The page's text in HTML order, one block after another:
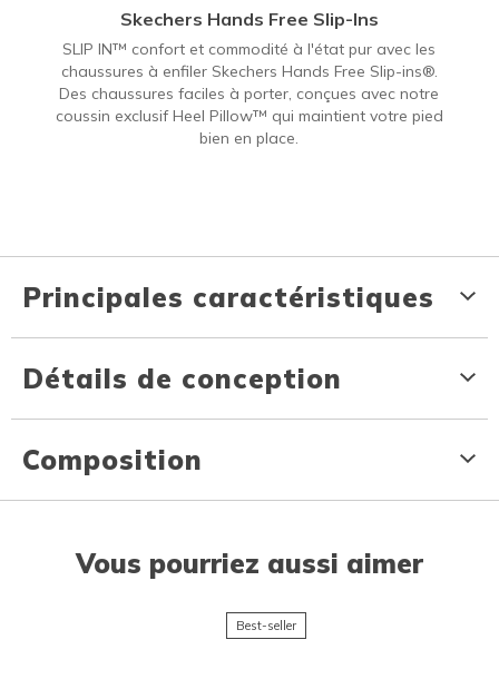
Skechers Hands Free Slip-Ins
SLIP IN™ confort et commodité à l'état pur avec les
chaussures à enfiler Skechers Hands Free Slip-ins®.
Des chaussures faciles à porter, conçues avec notre
coussin exclusif Heel Pillow™ qui maintient votre pied
bien en place.
Principales caractéristiques
Détails de conception
Composition
Vous pourriez aussi aimer
Best-seller